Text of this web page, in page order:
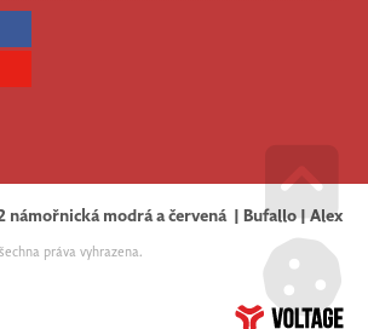
námořnická modrá a červená | Bufallo | Alex
práva vyhrazena.
Go